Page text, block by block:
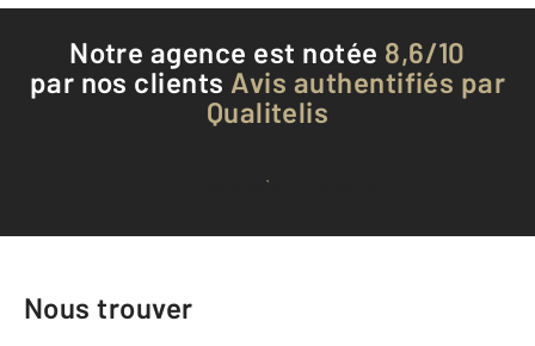
Notre agence est notée 8,6/10
par nos clients Avis authentifiés par
Qualitelis
Voir tous les avis clients
Nous trouver